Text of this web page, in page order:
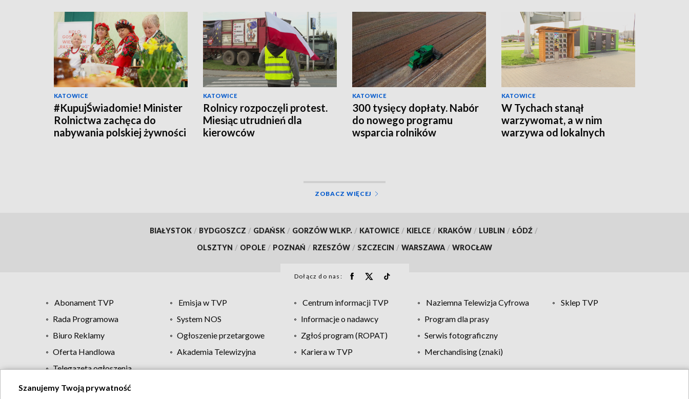
KATOWICE
#KupujŚwiadomie! Minister
Rolnictwa zachęca do
nabywania polskiej żywności
KATOWICE
Rolnicy rozpoczęli protest.
Miesiąc utrudnień dla
kierowców
KATOWICE
300 tysięcy dopłaty. Nabór
do nowego programu
wsparcia rolników
KATOWICE
W Tychach stanął
warzywomat, a w nim
warzywa od lokalnych
ZOBACZ WIĘCEJ
BIAŁYSTOK / BYDGOSZCZ / GDAŃSK / GORZÓW WLKP. / KATOWICE / KIELCE / KRAKÓW / LUBLIN / ŁÓDŹ /
OLSZTYN / OPOLE / POZNAŃ / RZESZÓW / SZCZECIN / WARSZAWA / WROCŁAW
Dołącz do nas:
Abonament TVP Emisja w TVP Centrum informacji TVP Naziemna Telewizja Cyfrowa
Sklep TVP
Rada Programowa
System NOS Informacje o nadawcy
Program dla prasy
Biuro Reklamy
Ogłoszenie przetargowe Zgłoś program (ROPAT)
Serwis fotograficzny
Oferta Handlowa
Akademia Telewizyjna Kariera w TVP
Merchandising (znaki)
Telegazeta ogłoszenia
Szanujemy Twoją prywatność